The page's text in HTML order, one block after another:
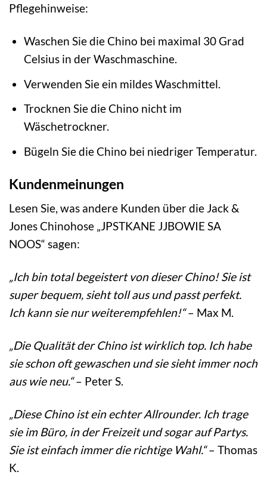
Pflegehinweise:
Waschen Sie die Chino bei maximal 30 Grad
Celsius in der Waschmaschine.
Verwenden Sie ein mildes Waschmittel.
Trocknen Sie die Chino nicht im
Wäschetrockner.
Bügeln Sie die Chino bei niedriger Temperatur.
Kundenmeinungen
Lesen Sie, was andere Kunden über die Jack &
Jones Chinohose „JPSTKANE JJBOWIE SA
NOOS“ sagen:
„Ich bin total begeistert von dieser Chino! Sie ist
super bequem, sieht toll aus und passt perfekt.
Ich kann sie nur weiterempfehlen!“– Max M.
„Die Qualität der Chino ist wirklich top. Ich habe
sie schon oft gewaschen und sie sieht immer noch
aus wie neu.“– Peter S.
„Diese Chino ist ein echter Allrounder. Ich trage
sie im Büro, in der Freizeit und sogar auf Partys.
Sie ist einfach immer die richtige Wahl.“– Thomas
K.